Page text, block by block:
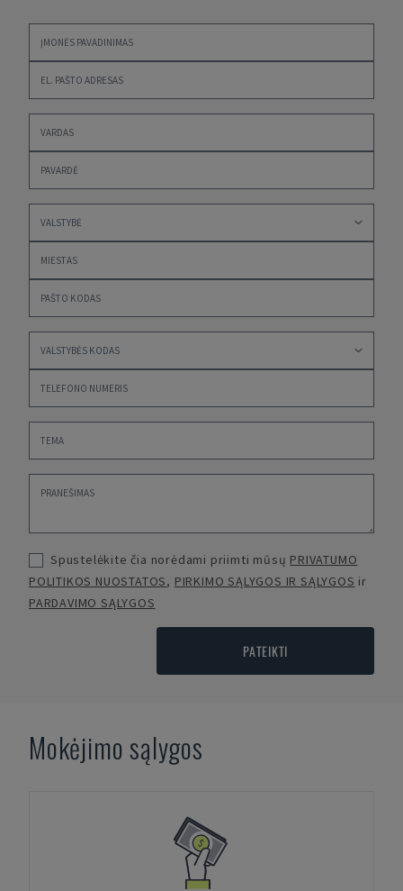
Spustelėkite čia norėdami priimti mūsų PRIVATUMO
POLITIKOS NUOSTATOS, PIRKIMO SĄLYGOS IR SĄLYGOS ir
PARDAVIMO SĄLYGOS
PATEIKTI
Mokėjimo sąlygos